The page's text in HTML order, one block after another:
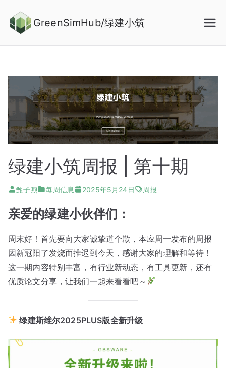
content
GreenSimHub/绿建小筑
绿建小筑周报 | 第十期
甄子煦 每周信息 2025年5月24日 周报
亲爱的绿建小伙伴们：
周末好！首先要向大家诚挚道个歉，本应周一发布的周报
因新冠阳了发烧而推迟到今天，感谢大家的理解和等待！
这一期内容特别丰富，有行业新动态，有工具更新，还有
优质论文分享，让我们一起来看看吧～
绿建斯维尔2025PLUS版全新升级